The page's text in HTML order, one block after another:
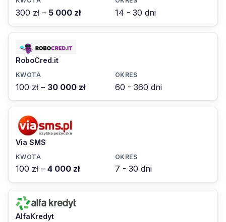
300 zł – 5 000 zł 14 - 30 dni
RoboCred.it
100 zł – 30 000 zł 60 - 360 dni
Via SMS
100 zł – 4 000 zł 7 - 30 dni
AlfaKredyt